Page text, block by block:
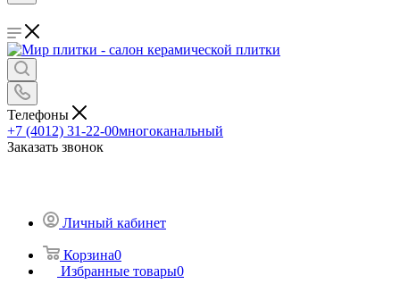
Телефоны
+7 (4012) 31-22-00многоканальный
Заказать звонок
Личный кабинет
Корзина0
Избранные товары0